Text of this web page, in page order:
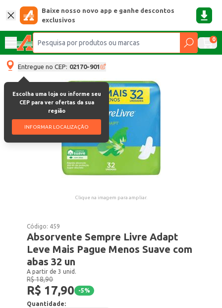
Baixe nosso novo app e ganhe descontos
exclusivos
0
Entregue no CEP: 02170-901
Escolha uma loja ou informe seu
CEP para ver ofertas da sua
região
INFORMAR LOCALIZAÇÃO
Clique na imagem para ampliar.
Código: 459
Absorvente Sempre Livre Adapt
Leve Mais Pague Menos Suave com
abas 32 un
A partir de 3 unid.
R$ 18,90
R$ 17,90 -5%
Quantidade: